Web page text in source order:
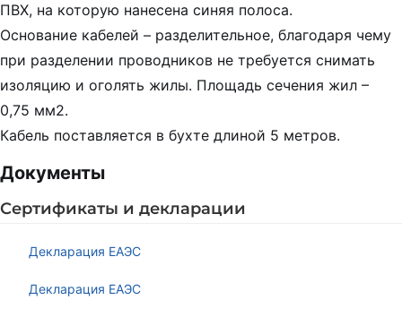
ПВХ, на которую нанесена синяя полоса.
Основание кабелей – разделительное, благодаря чему
при разделении проводников не требуется снимать
изоляцию и оголять жилы. Площадь сечения жил –
0,75 мм2.
Кабель поставляется в бухте длиной 5 метров.
Документы
Сертификаты и декларации
Декларация ЕАЭС
Декларация ЕАЭС